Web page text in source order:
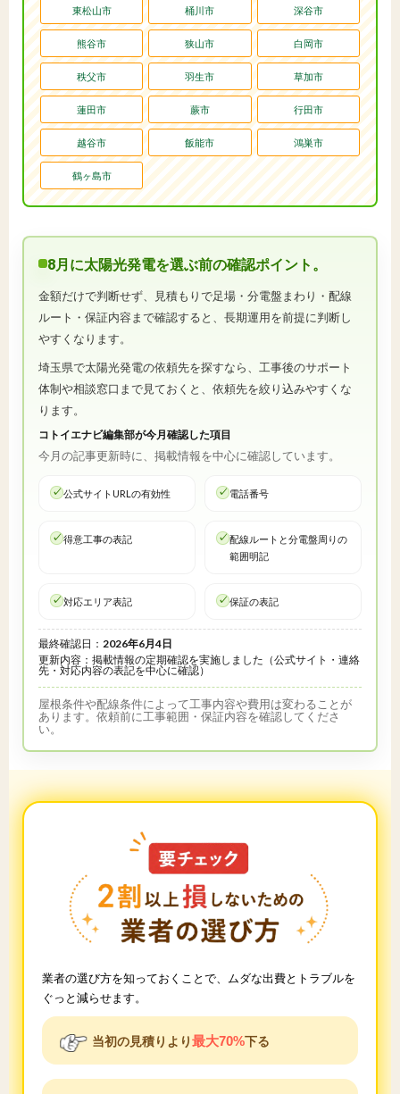
東松山市 桶川市 深谷市
熊谷市 狭山市 白岡市
秩父市 羽生市 草加市
蓮田市 蕨市 行田市
越谷市 飯能市 鴻巣市
鶴ヶ島市
8月に太陽光発電を選ぶ前の確認ポイント。
金額だけで判断せず、見積もりで足場・分電盤まわり・配線
ルート・保証内容まで確認すると、長期運用を前提に判断し
やすくなります。
埼玉県で太陽光発電の依頼先を探すなら、工事後のサポート
体制や相談窓口まで見ておくと、依頼先を絞り込みやすくな
ります。
コトイエナビ編集部が今月確認した項目
今月の記事更新時に、掲載情報を中心に確認しています。
公式サイトURLの有効性 電話番号
得意工事の表記
配線ルートと分電盤周りの
範囲明記
対応エリア表記 保証の表記
最終確認日： 2026年6月4日
更新内容：掲載情報の定期確認を実施しました（公式サイト・連絡
先・対応内容の表記を中心に確認）
屋根条件や配線条件によって工事内容や費用は変わることが
あります。依頼前に工事範囲・保証内容を確認してくださ
い。
業者の選び方を知っておくことで、ムダな出費とトラブルを
ぐっと減らせます。
当初の見積りより最大70%下る